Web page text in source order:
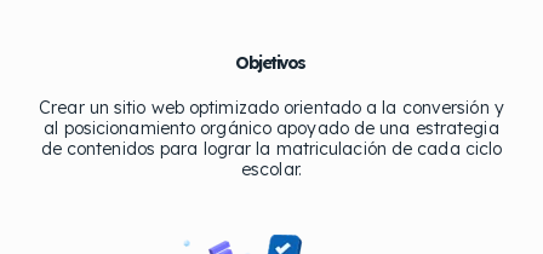
Objetivos
Crear un sitio web optimizado orientado a la conversión y
al posicionamiento orgánico apoyado de una estrategia
de contenidos para lograr la matriculación de cada ciclo
escolar.